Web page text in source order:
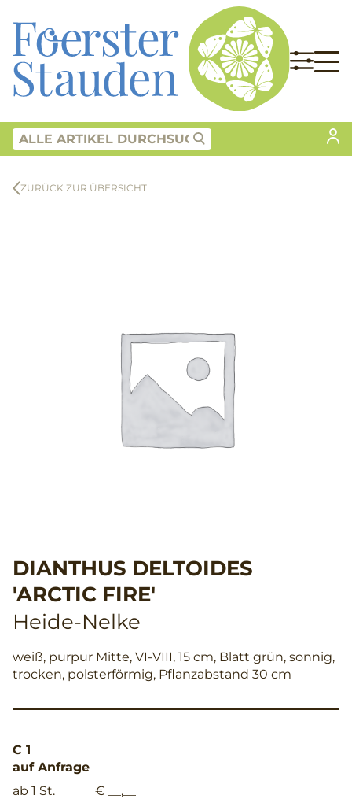
ZURÜCK ZUR ÜBERSICHT
DIANTHUS DELTOIDES
'ARCTIC FIRE'
Heide-Nelke
weiß, purpur Mitte, VI-VIII, 15 cm, Blatt grün, sonnig,
trocken, polsterförmig, Pflanzabstand 30 cm
C 1
auf Anfrage
ab 1 St.
€ __,__